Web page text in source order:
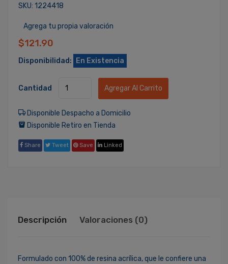
SKU: 1224418
Agrega tu propia valoración
$121.90
Disponibilidad: En Existencia
Cantidad Agregar Al Carrito
Disponible Despacho a Domicilio
Disponible Retiro en Tienda
Share Tweet Save Linked
Descripción Valoraciones (0)
Formulado con 100% de resina acrílica, que le confiere una